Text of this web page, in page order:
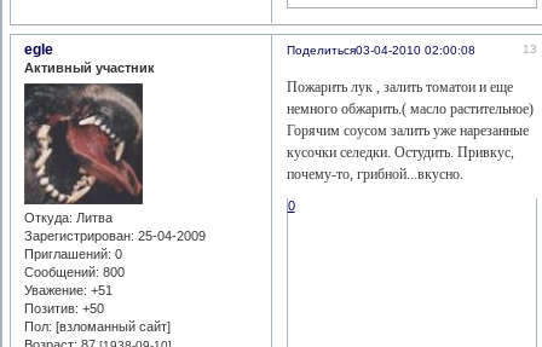
Поделиться 13
03-04-2010 02:00:08
egle
Активный участник
Откуда: Литва
Зарегистрирован: 25-04-2009
Приглашений: 0
Сообщений: 800
Уважение: +51
Позитив: +50
Пол: [взломанный сайт]
Пожарить лук , залить томатои и еще
немного обжарить.( масло растительное)
Горячим соусом залить уже нарезанные
кусочки селедки. Остудить. Привкус,
почему-то, грибной...вкусно.
0